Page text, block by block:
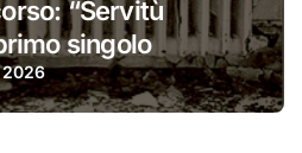
“Servitù
singolo
2026